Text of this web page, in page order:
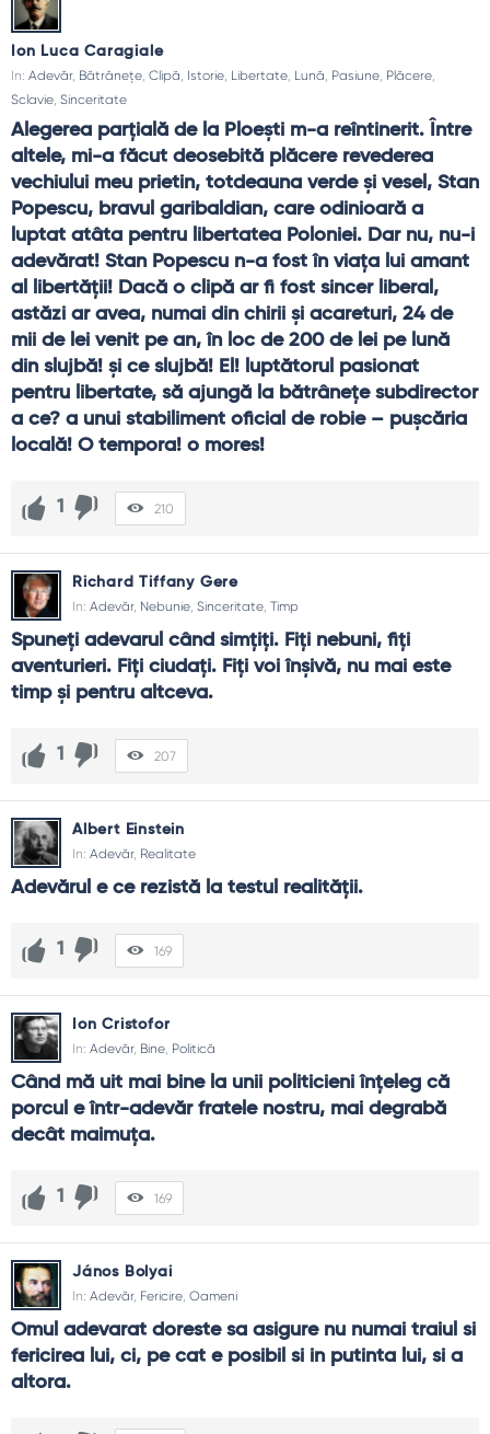
Ion Luca Caragiale
In: Adevăr, Bătrânețe, Clipă, Istorie, Libertate, Lună, Pasiune, Plăcere,
Sclavie, Sinceritate
Alegerea parţială de la Ploeşti m-a reîntinerit. Între
altele, mi-a făcut deosebită plăcere revederea
vechiului meu prietin, totdeauna verde şi vesel, Stan
Popescu, bravul garibaldian, care odinioară a
luptat atâta pentru libertatea Poloniei. Dar nu, nu-i
adevărat! Stan Popescu n-a fost în viaţa lui amant
al libertăţii! Dacă o clipă ar fi fost sincer liberal,
astăzi ar avea, numai din chirii şi acareturi, 24 de
mii de lei venit pe an, în loc de 200 de lei pe lună
din slujbă! şi ce slujbă! El! luptătorul pasionat
pentru libertate, să ajungă la bătrâneţe subdirector
a ce? a unui stabiliment oficial de robie – puşcăria
locală! O tempora! o mores!
1 210
Richard Tiffany Gere
In: Adevăr, Nebunie, Sinceritate, Timp
Spuneți adevarul când simțiți. Fiți nebuni, fiți
aventurieri. Fiți ciudați. Fiți voi înșivă, nu mai este
timp și pentru altceva.
1 207
Albert Einstein
In: Adevăr, Realitate
Adevărul e ce rezistă la testul realităţii.
1 169
Ion Cristofor
In: Adevăr, Bine, Politică
Când mă uit mai bine la unii politicieni înţeleg că
porcul e într-adevăr fratele nostru, mai degrabă
decât maimuţa.
1 169
János Bolyai
In: Adevăr, Fericire, Oameni
Omul adevarat doreste sa asigure nu numai traiul si
fericirea lui, ci, pe cat e posibil si in putinta lui, si a
altora.